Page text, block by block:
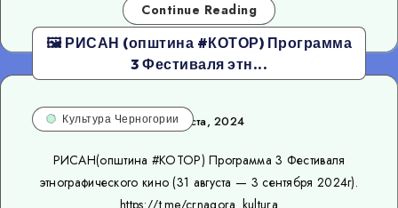
Continue Reading
🖼 РИСАН (општина #КОТОР) Программа
3 Фестиваля этн...
Культура Черногории30 августа, 2024
РИСАН(општина #КОТОР) Программа 3 Фестиваля
этнографического кино (31 августа — 3 сентября 2024г).
https://t.me/crnagora_kultura